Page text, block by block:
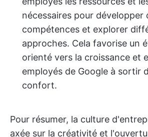
nécessaires pour développer
compétences et explorer
approches. Cela favorise un
orienté vers la croissance et
employés de Google à sortir
confort.
Pour résumer, la culture
axée sur la créativité et